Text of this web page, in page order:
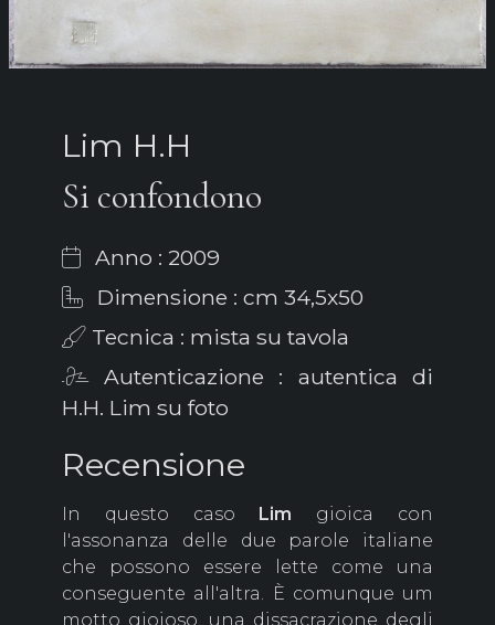
Lim H.H
Si confondono
Anno : 2009
Dimensione : cm 34,5x50
Tecnica : mista su tavola
Autenticazione : autentica di
H.H. Lim su foto
Recensione
In questo caso Lim gioica con
l'assonanza delle due parole italiane
che possono essere lette come una
conseguente all'altra. È comunque um
motto gioioso, una dissacrazione degli